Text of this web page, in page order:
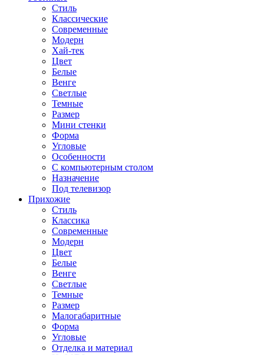
Стиль
Классические
Современные
Модерн
Хай-тек
Цвет
Белые
Венге
Светлые
Темные
Размер
Мини стенки
Форма
Угловые
Особенности
С компьютерным столом
Назначение
Под телевизор
Прихожие
Стиль
Классика
Современные
Модерн
Цвет
Белые
Венге
Светлые
Темные
Размер
Малогабаритные
Форма
Угловые
Отделка и материал